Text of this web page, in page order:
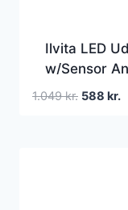
Ilvita LED
w/Sensor
Moderne –
1.049kr. Den
588 kr.